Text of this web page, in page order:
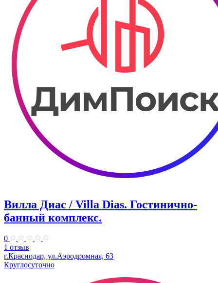
Вилла Диас / Villa Dias. Гостинично-
банный комплекс.
0
1 отзыв
г.Краснодар, ул.Аэродромная, 63
Круглосуточно